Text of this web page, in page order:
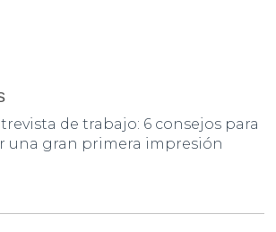
de trabajo: 6 consejos para
una gran primera impresión